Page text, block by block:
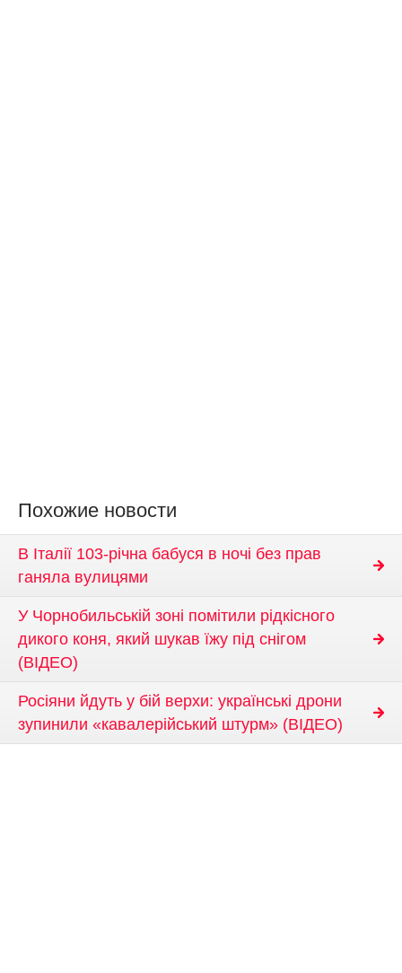
Похожие новости
В Італії 103-річна бабуся в ночі без прав
ганяла вулицями
У Чорнобильській зоні помітили рідкісного
дикого коня, який шукав їжу під снігом
(ВІДЕО)
Росіяни йдуть у бій верхи: українські дрони
зупинили «кавалерійський штурм» (ВІДЕО)